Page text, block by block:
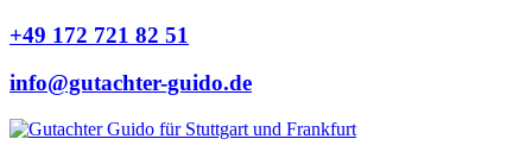
+49 172 721 82 51
info@gutachter-guido.de